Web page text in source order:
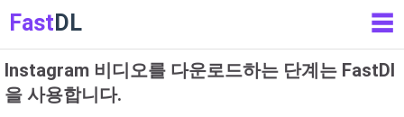
Fast DL ☰
Instagram 비디오를 다운로드하는 단계는 FastDl
을 사용합니다.